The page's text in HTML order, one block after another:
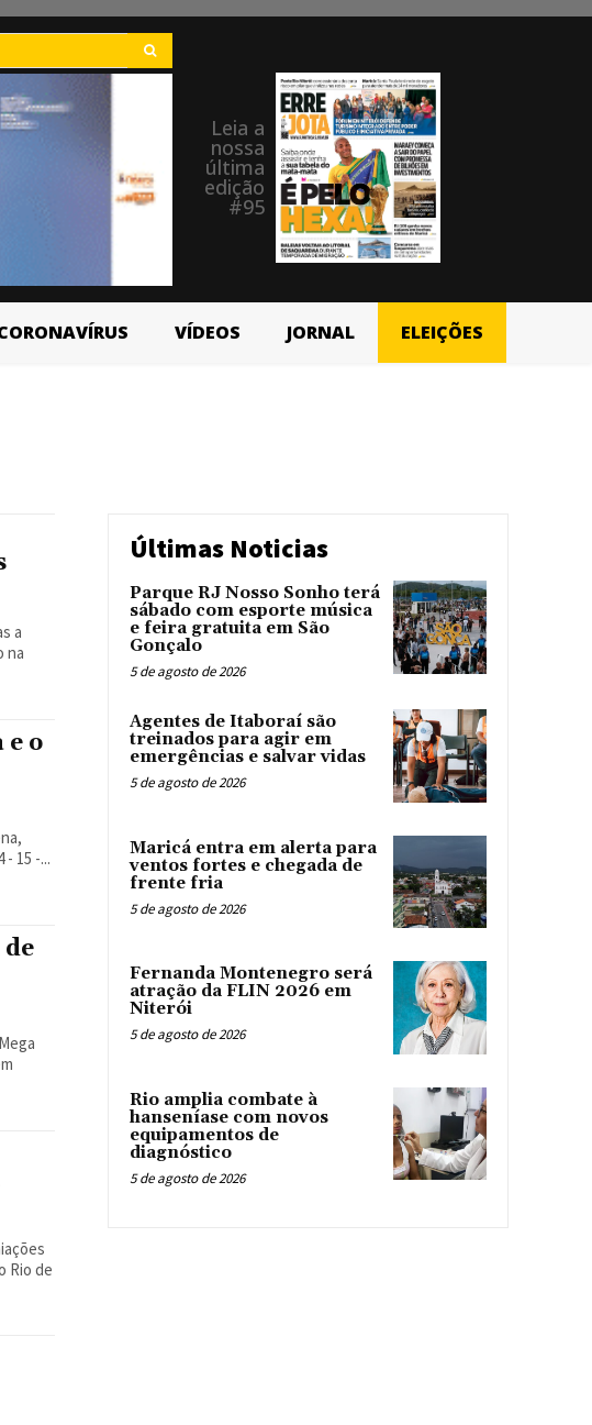
Leia a
nossa
última
edição
#95
VÍDEOS JORNAL ELEIÇÕES
a
na
e o
15 -...
Rio de
Últimas Noticias
Parque RJ Nosso Sonho terá
sábado com esporte música
e feira gratuita em São
Gonçalo
5 de agosto de 2026
Agentes de Itaboraí são
treinados para agir em
emergências e salvar vidas
5 de agosto de 2026
Maricá entra em alerta para
ventos fortes e chegada de
frente fria
5 de agosto de 2026
Fernanda Montenegro será
atração da FLIN 2026 em
Niterói
5 de agosto de 2026
Rio amplia combate à
hanseníase com novos
equipamentos de
diagnóstico
5 de agosto de 2026